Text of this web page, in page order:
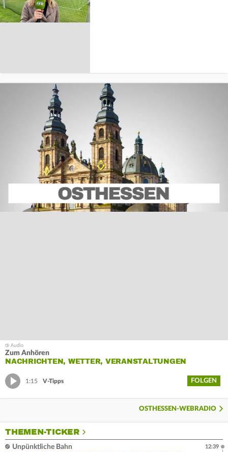
Zum Anhören
NACHRICHTEN, WETTER, VERANSTALTUNGEN
1:15 V-Tipps FOLGEN
OSTHESSEN-WEBRADIO
THEMEN-TICKER
Unpünktliche Bahn
12:39